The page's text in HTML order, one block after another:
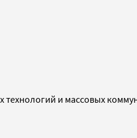
и массовых